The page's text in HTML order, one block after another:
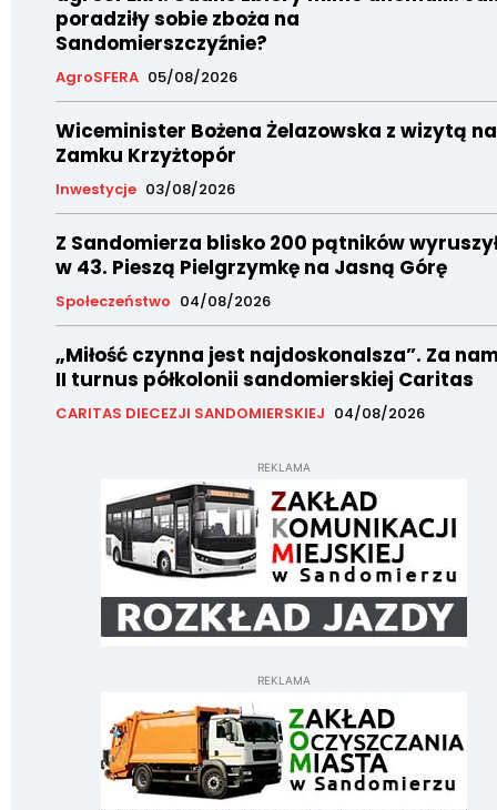
poradziły sobie zboża na
Sandomierszczyźnie?
AgroSFERA 05/08/2026
Wiceminister Bożena Żelazowska z wizytą na
Zamku Krzyżtopór
Inwestycje 03/08/2026
Z Sandomierza blisko 200 pątników
w 43. Pieszą Pielgrzymkę na Jasną Górę
Społeczeństwo 04/08/2026
„Miłość czynna jest najdoskonalsza”. Za
II turnus półkolonii sandomierskiej Caritas
CARITAS DIECEZJI SANDOMIERSKIEJ 04/08/2026
REKLAMA
REKLAMA